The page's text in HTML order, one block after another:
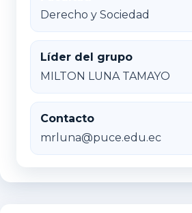
Derecho y Sociedad
Líder del grupo
MILTON LUNA TAMAYO
Contacto
mrluna@puce.edu.ec